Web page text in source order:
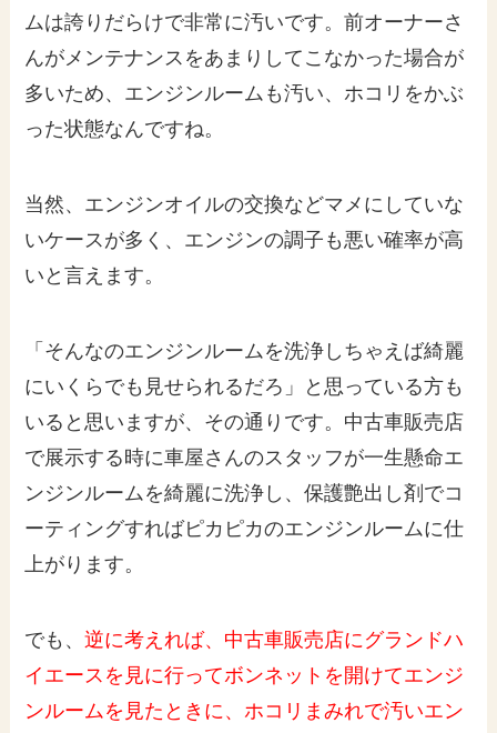
ムは誇りだらけで非常に汚いです。前オーナーさ
んがメンテナンスをあまりしてこなかった場合が
多いため、エンジンルームも汚い、ホコリをかぶ
った状態なんですね。
当然、エンジンオイルの交換などマメにしていな
いケースが多く、エンジンの調子も悪い確率が高
いと言えます。
「そんなのエンジンルームを洗浄しちゃえば綺麗
にいくらでも見せられるだろ」と思っている方も
いると思いますが、その通りです。中古車販売店
で展示する時に車屋さんのスタッフが一生懸命エ
ンジンルームを綺麗に洗浄し、保護艶出し剤でコ
ーティングすればピカピカのエンジンルームに仕
上がります。
でも、逆に考えれば、中古車販売店にグランドハ
イエースを見に行ってボンネットを開けてエンジ
ンルームを見たときに、ホコリまみれで汚いエン